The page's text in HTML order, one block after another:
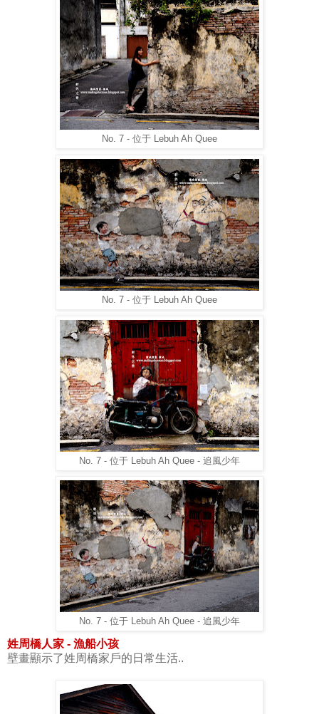
No. 7 - 位于 Lebuh Ah Quee
No. 7 - 位于 Lebuh Ah Quee
No. 7 - 位于 Lebuh Ah Quee - 追風少年
No. 7 - 位于 Lebuh Ah Quee - 追風少年
姓周橋人家 - 漁船小孩
壁畫顯示了姓周橋家戶的日常生活..